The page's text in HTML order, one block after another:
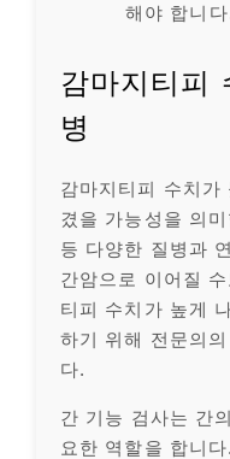
해야 합니
감마지티피
병
감마지티피 수치가
겼을 가능성을 의
등 다양한 질병과
간암으로 이어질
티피 수치가 높게
하기 위해 전문의
다.
간 기능 검사는 간
요한 역할을 합니